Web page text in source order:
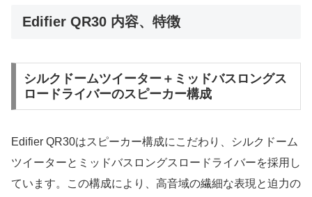
Edifier QR30 内容、特徴
シルクドームツイーター＋ミッドバスロングス
ロードライバーのスピーカー構成
Edifier QR30はスピーカー構成にこだわり、シルクドーム
ツイーターとミッドバスロングスロードライバーを採用し
ています。この構成により、高音域の繊細な表現と迫力の